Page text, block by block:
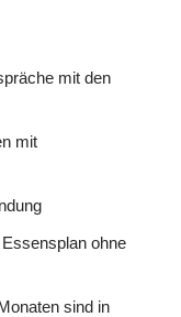
mit den
mit
ohne
sind in